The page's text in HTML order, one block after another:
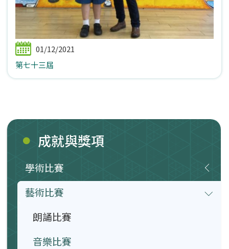
01/12/2021
第七十三屆
成就與獎項
學術比賽
藝術比賽
朗誦比賽
音樂比賽